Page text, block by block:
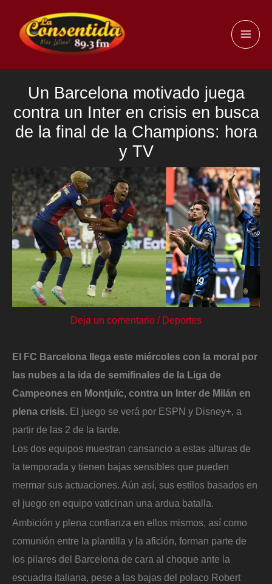
contenido
Un Barcelona motivado juega
contra un Inter en crisis en busca
de la final de la Champions: hora
y TV
Deja un comentario / Deportes
El FC Barcelona llega este miércoles con la moral por
las nubes a la ida de semifinales de la Liga de
Campeones en Montjuïc, contra un Inter de Milán en
plena crisis. El juego se verá por ESPN y Disney+, a
partir de las 2 de la tarde.
Los dos equipos muestran cansancio a estas alturas de
la temporada y tienen bajas sensibles que pueden
mermar sus actuaciones. Aún así, sus estilos basados en
el juego en equipo vaticinan una ardua batalla.
Ambición y plena confianza en ellos mismos, así como
comunión entre la plantilla y la afición, forman parte de
los pilares del Barcelona de cara al choque ante la
escuadra italiana, pese a las bajas del polaco Robert